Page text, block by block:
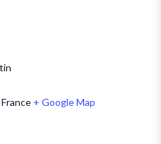
France + Google Map